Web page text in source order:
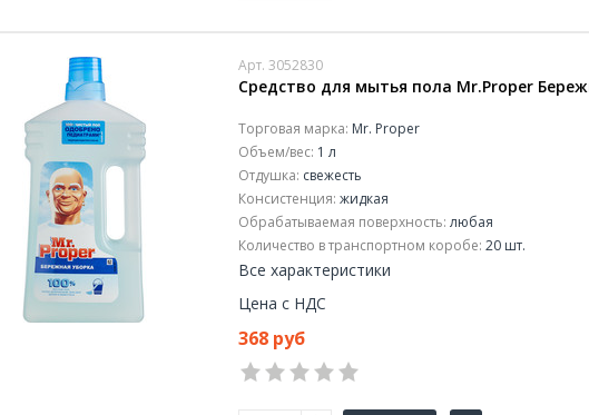
Арт. 3052830
Средство для мытья пола Mr.Proper
Торговая марка: Mr. Proper
Объем/вес: 1 л
Отдушка: свежесть
Консистенция: жидкая
Обрабатываемая поверхность: любая
Количество в транспортном коробе: 20 шт.
Все характеристики
Цена с НДС
368 руб